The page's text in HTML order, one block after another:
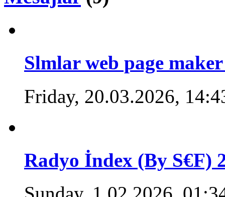
Slmlar web page
Friday, 20.03.2026,
Radyo İndex (By S€F)